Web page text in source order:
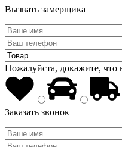
Вызвать замерщика
Пожалуйста, докажите, что
Заказать звонок